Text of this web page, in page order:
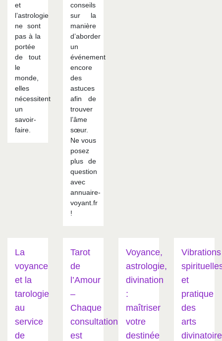
et
l’astrologie
ne sont
pas à la
portée
de tout
le
monde,
elles
nécessitent
un
savoir-
faire.
conseils
sur la
manière
d’aborder
un
événement
encore
des
astuces
afin de
trouver
l’âme
sœur.
Ne vous
posez
plus de
question
avec
annuaire-
voyant.fr
!
La
voyance
et la
tarologie
au
service
de
Tarot
de
l’Amour
–
Chaque
consultation
est
Voyance,
astrologie,
divination
:
maîtriser
votre
destinée
Vibrations
et
pratique
des
arts